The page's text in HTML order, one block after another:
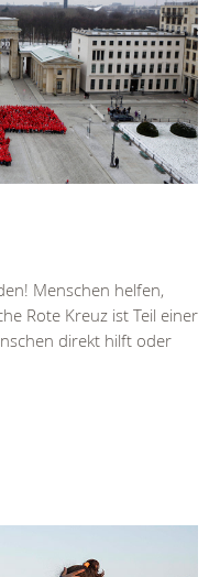
Menschen helfen,
Rote Kreuz ist Teil einer
direkt hilft oder